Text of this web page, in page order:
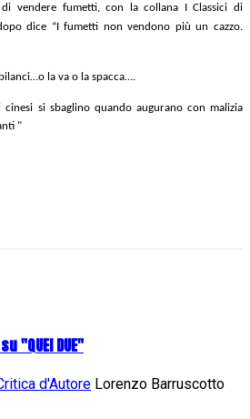
vendere fumetti, con la collana I Classici di
dice “I fumetti non vendono più un cazzo.
la va o la spacca….
cinesi si sbaglino quando augurano con malizia
"
"QUEI DUE"
d'Autore Lorenzo Barruscotto